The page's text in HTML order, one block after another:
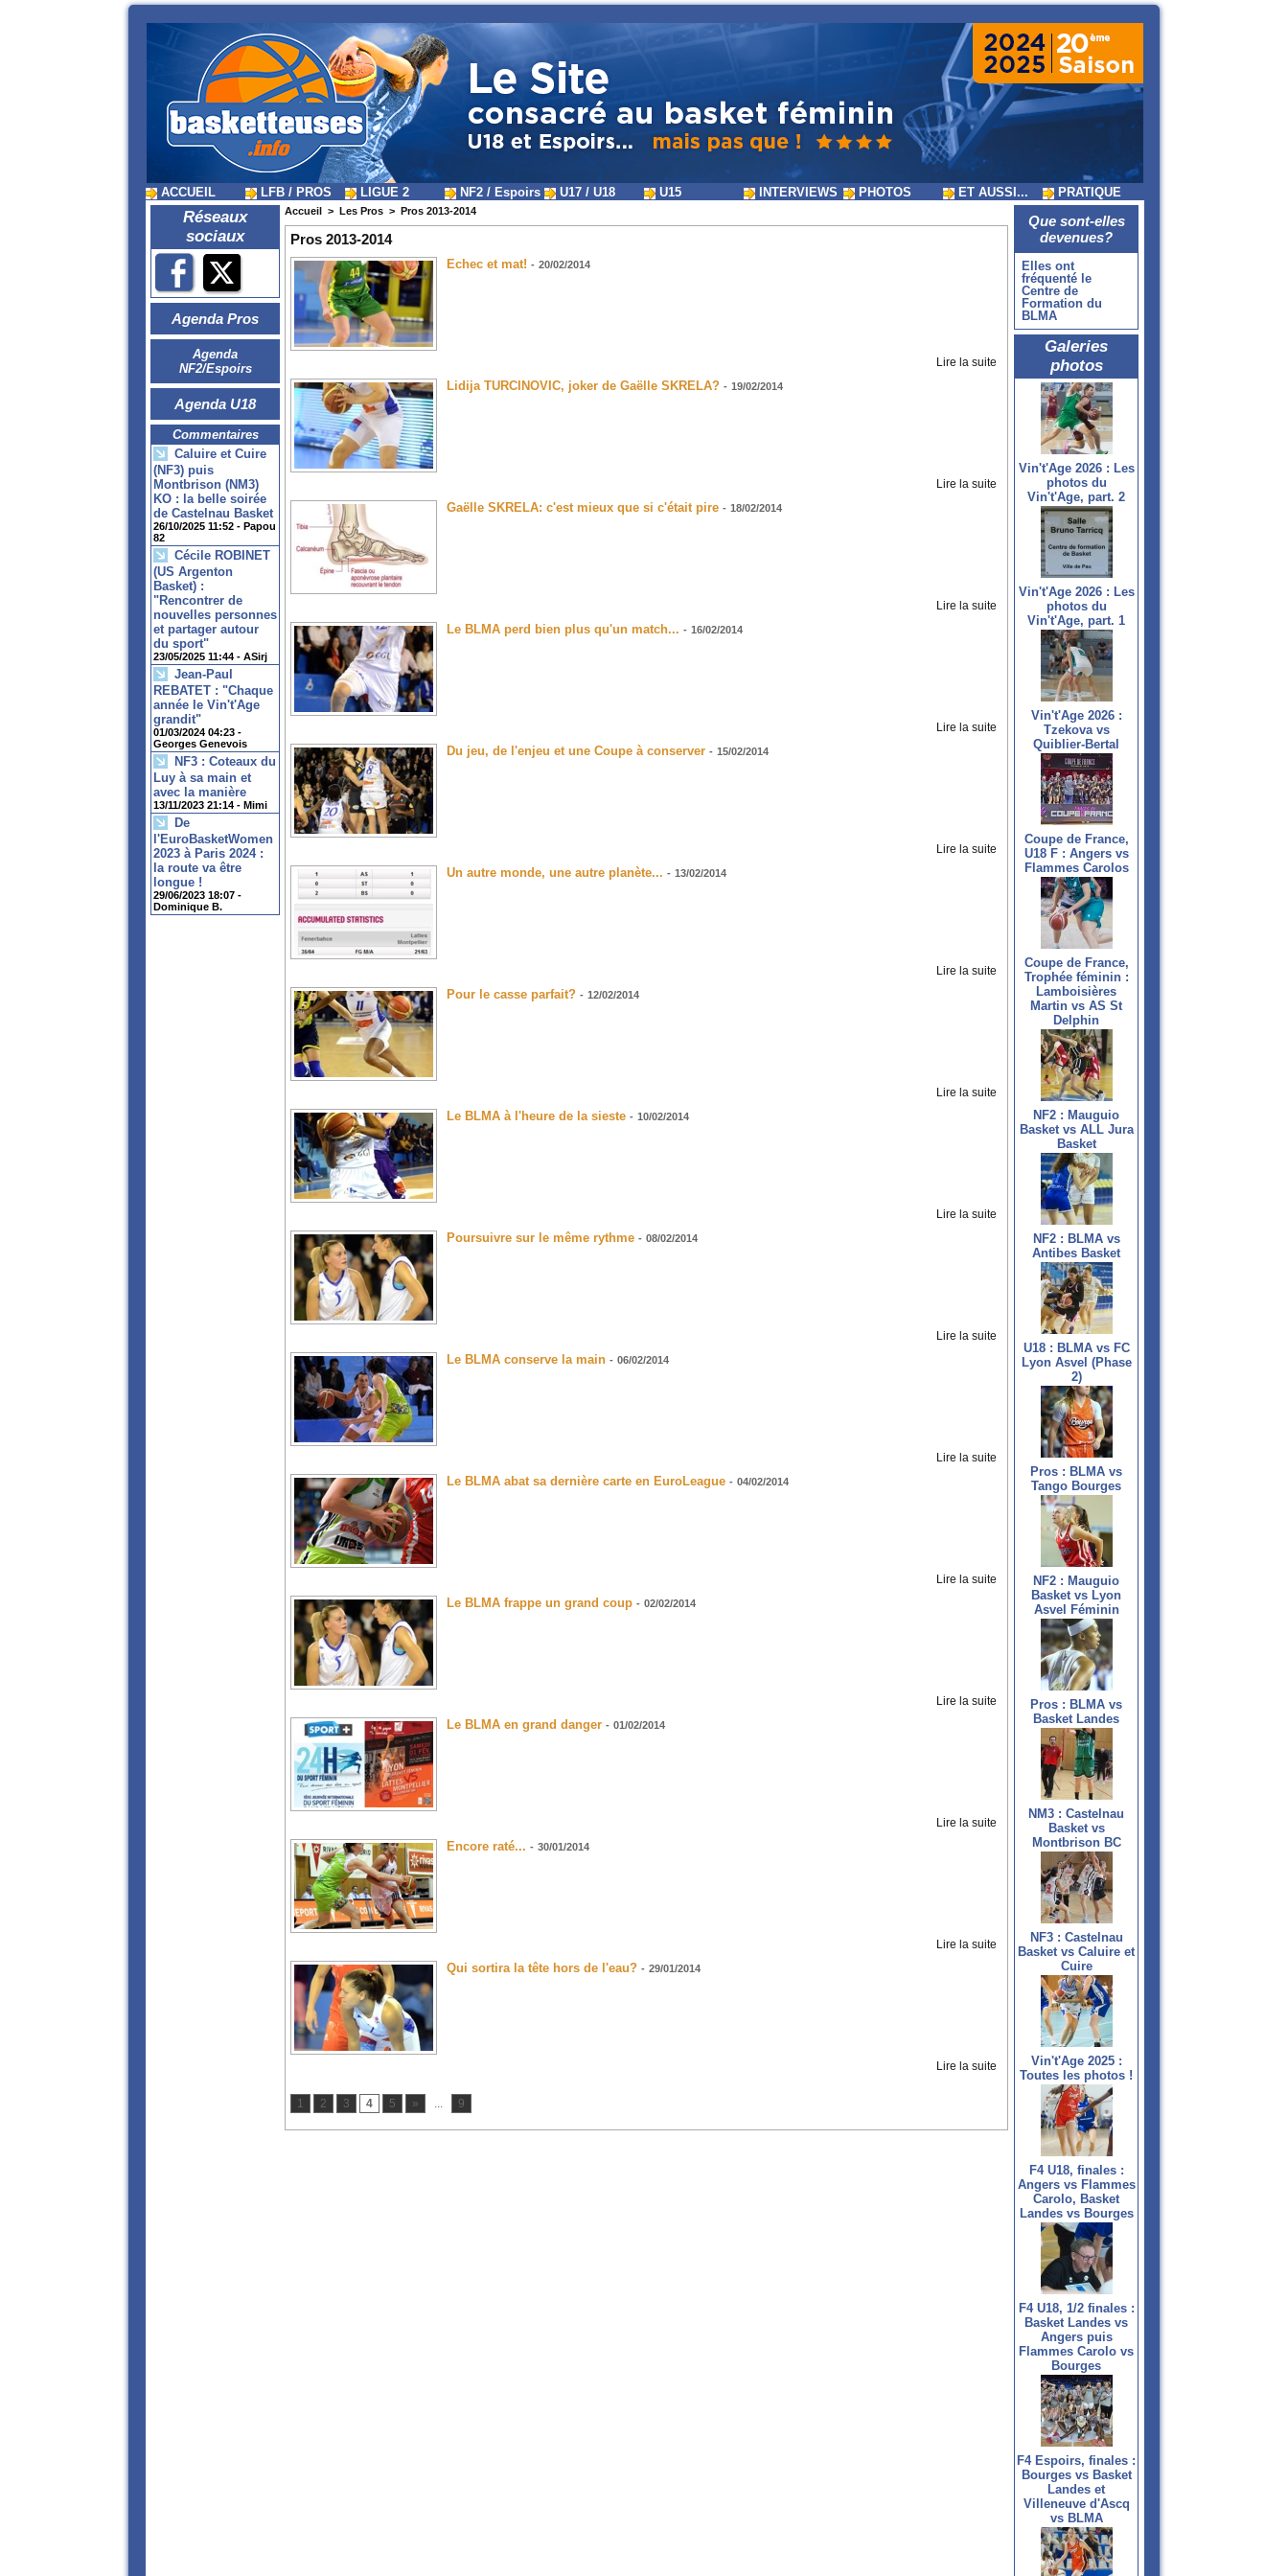
ACCUEIL LFB / PROS LIGUE 2 NF2 / Espoirs U17 / U18 U15 INTERVIEWS PHOTOS ET AUSSI... PRATIQUE
Réseaux
sociaux
Agenda Pros
Agenda
NF2/Espoirs
Agenda U18
Commentaires
Caluire et Cuire
(NF3) puis
Montbrison (NM3)
KO : la belle soirée
de Castelnau Basket
26/10/2025 11:52 - Papou
82
Cécile ROBINET
(US Argenton
Basket) :
"Rencontrer de
nouvelles personnes
et partager autour
du sport"
23/05/2025 11:44 - ASirj
Jean-Paul
REBATET : "Chaque
année le Vin't'Age
grandit"
01/03/2024 04:23 -
Georges Genevois
NF3 : Coteaux du
Luy à sa main et
avec la manière
13/11/2023 21:14 - Mimi
De
l'EuroBasketWomen
2023 à Paris 2024 :
la route va être
longue !
29/06/2023 18:07 -
Dominique B.
Accueil > Les Pros > Pros 2013-2014
Pros 2013-2014
Echec et mat! - 20/02/2014
Lire la suite
Lidija TURCINOVIC, joker de Gaëlle SKRELA? - 19/02/2014
Lire la suite
Gaëlle SKRELA: c'est mieux que si c'était pire - 18/02/2014
Lire la suite
Le BLMA perd bien plus qu'un match... - 16/02/2014
Lire la suite
Du jeu, de l'enjeu et une Coupe à conserver - 15/02/2014
Lire la suite
Un autre monde, une autre planète... - 13/02/2014
Lire la suite
Pour le casse parfait? - 12/02/2014
Lire la suite
Le BLMA à l'heure de la sieste - 10/02/2014
Lire la suite
Poursuivre sur le même rythme - 08/02/2014
Lire la suite
Le BLMA conserve la main - 06/02/2014
Lire la suite
Le BLMA abat sa dernière carte en EuroLeague - 04/02/2014
Lire la suite
Le BLMA frappe un grand coup - 02/02/2014
Lire la suite
Le BLMA en grand danger - 01/02/2014
Lire la suite
Encore raté... - 30/01/2014
Lire la suite
Qui sortira la tête hors de l'eau? - 29/01/2014
Lire la suite
1 2 3 4 5 » ... 9
Que sont-elles
devenues?
Elles ont
fréquenté le
Centre de
Formation du
BLMA
Galeries
photos
Vin't'Age 2026 : Les
photos du
Vin't'Age, part. 2
Vin't'Age 2026 : Les
photos du
Vin't'Age, part. 1
Vin't'Age 2026 :
Tzekova vs
Quiblier-Bertal
Coupe de France,
U18 F : Angers vs
Flammes Carolos
Coupe de France,
Trophée féminin :
Lamboisières
Martin vs AS St
Delphin
NF2 : Mauguio
Basket vs ALL Jura
Basket
NF2 : BLMA vs
Antibes Basket
U18 : BLMA vs FC
Lyon Asvel (Phase
2)
Pros : BLMA vs
Tango Bourges
NF2 : Mauguio
Basket vs Lyon
Asvel Féminin
Pros : BLMA vs
Basket Landes
NM3 : Castelnau
Basket vs
Montbrison BC
NF3 : Castelnau
Basket vs Caluire et
Cuire
Vin't'Age 2025 :
Toutes les photos !
F4 U18, finales :
Angers vs Flammes
Carolo, Basket
Landes vs Bourges
F4 U18, 1/2 finales :
Basket Landes vs
Angers puis
Flammes Carolo vs
Bourges
F4 Espoirs, finales :
Bourges vs Basket
Landes et
Villeneuve d'Ascq
vs BLMA